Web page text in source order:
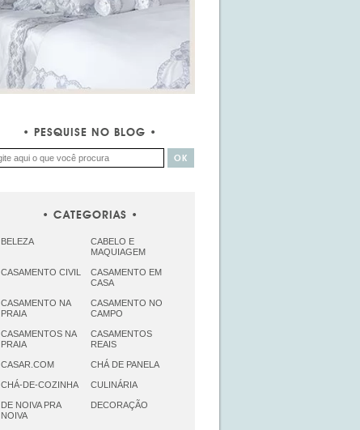
PESQUISE NO BLOG
CATEGORIAS
BELEZA
CABELO E
MAQUIAGEM
CASAMENTO CIVIL
CASAMENTO EM
CASA
CASAMENTO NA
PRAIA
CASAMENTO NO
CAMPO
CASAMENTOS NA
PRAIA
CASAMENTOS
REAIS
CASAR.COM CHÁ DE PANELA
CHÁ-DE-COZINHA CULINÁRIA
DE NOIVA PRA
NOIVA
DECORAÇÃO